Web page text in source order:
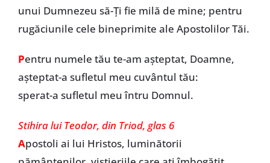
unui Dumnezeu să-Ţi fie milă de mine; pentru
rugăciunile cele bineprimite ale Apostolilor Tăi.
Pentru numele tău te-am așteptat, Doamne,
așteptat-a sufletul meu cuvântul tău:
sperat-a sufletul meu întru Domnul.
Stihira lui Teodor, din Triod, glas 6
Apostoli ai lui Hristos, luminătorii